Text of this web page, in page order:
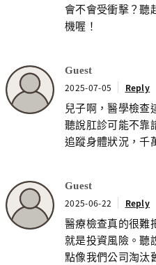
會不會受衝擊？聽
機喔！
Guest
2025-07-05 Reply
兒子啊，醫學檢查
聽說肛診可能不靠
追蹤身體狀況，千
Guest
2025-06-22 Reply
醫療檢查真的很難
就是投資風險。聽
點像我們公司淘汰